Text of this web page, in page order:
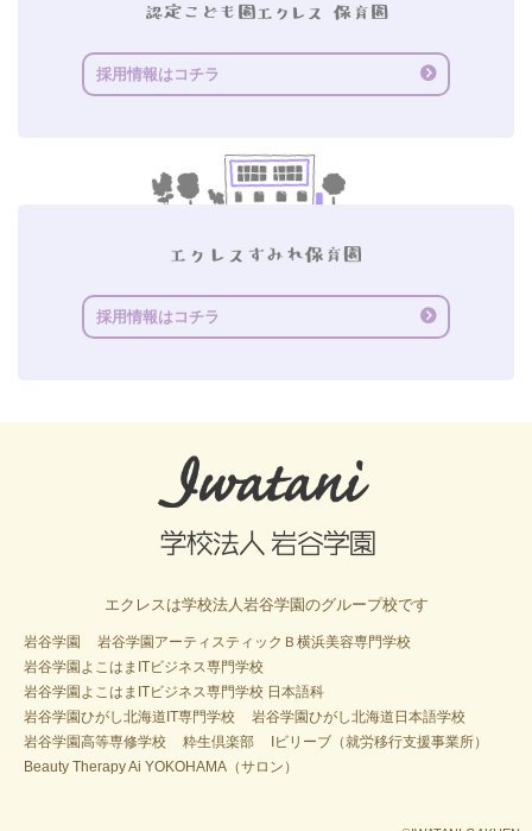
採用情報はコチラ
採用情報はコチラ
エクレスは学校法人岩谷学園のグループ校です
岩谷学園
岩谷学園アーティスティックＢ横浜美容専門学校
岩谷学園よこはまITビジネス専門学校
岩谷学園よこはまITビジネス専門学校 日本語科
岩谷学園ひがし北海道IT専門学校
岩谷学園ひがし北海道日本語学校
岩谷学園高等専修学校
粋生倶楽部
Iビリーブ（就労移行支援事業所）
Beauty Therapy Ai YOKOHAMA（サロン）